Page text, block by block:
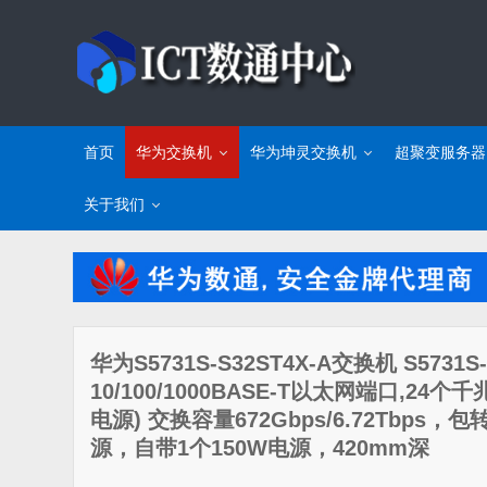
首页 华为交换机 华为坤灵交换机 超聚变服务器
关于我们
华为S5731S-S32ST4X-A交换机
10/100/1000BASE-T以太网端口,24个千
电源) 交换容量672Gbps/6.72Tbps，包
源，自带1个150W电源，420mm深